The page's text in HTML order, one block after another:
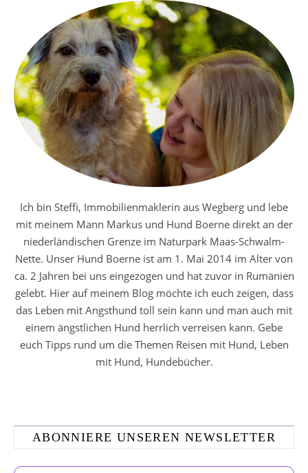
Ich bin Steffi, Immobilienmaklerin aus Wegberg und lebe
mit meinem Mann Markus und Hund Boerne direkt an der
niederländischen Grenze im Naturpark Maas-Schwalm-
Nette. Unser Hund Boerne ist am 1. Mai 2014 im Alter von
ca. 2 Jahren bei uns eingezogen und hat zuvor in Rumänien
gelebt. Hier auf meinem Blog möchte ich euch zeigen, dass
das Leben mit Angsthund toll sein kann und man auch mit
einem ängstlichen Hund herrlich verreisen kann. Gebe
euch Tipps rund um die Themen Reisen mit Hund, Leben
mit Hund, Hundebücher.
ABONNIERE UNSEREN NEWSLETTER